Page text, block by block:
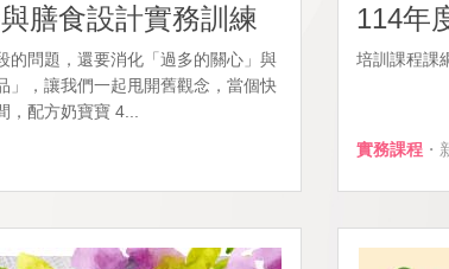
膳食設計實務訓練
的問題，還要消化「過多的關心」與
」，讓我們一起甩開舊觀念，當個快
配方奶寶寶 4...
114年
培訓課
實務課程 ・